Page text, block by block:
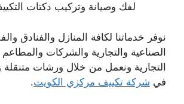
لفك وصيانة وتركيب دكتات
نوفر خدماتنا لكافة المنازل والفنادق
الصناعية والتجارية والشركات
التجارية ونعمل من خلال ورشات
في شركة تكييف مركزي الكويت.